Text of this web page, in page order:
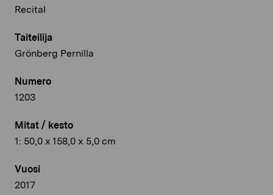
Recital
Taiteilija
Grönberg Pernilla
Numero
1203
Mitat / kesto
1: 50,0 x 158,0 x 5,0 cm
Vuosi
2017